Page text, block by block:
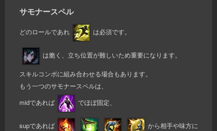
サモナースペル
どのロールであれ は必須です。
は脆く、立ち位置が難しいため重要になります。
スキルコンボに組み合わせる場合もあります。
もう一つのサモナースペルは、
midであれば
でほぼ固定、
supであれば から相手や味方に